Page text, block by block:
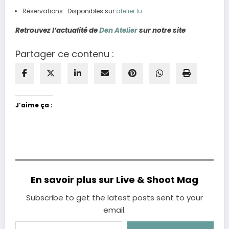
Réservations : Disponibles sur atelier.lu
Retrouvez l’actualité deDen Ateliersur notre site
Partager ce contenu :
J’aime ça :
En savoir plus sur Live & Shoot Mag
Subscribe to get the latest posts sent to your
email.
Saisissez votre adresse e-mail…